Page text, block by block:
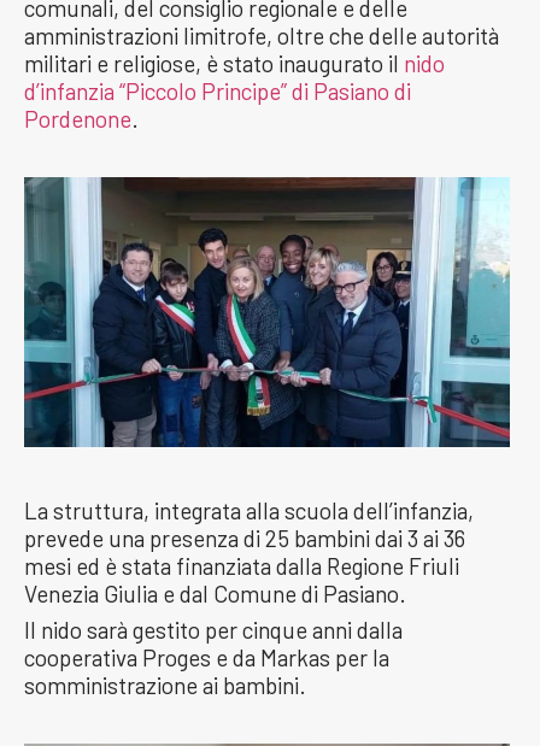
comunali, del consiglio regionale e delle
amministrazioni limitrofe, oltre che delle autorità
militari e religiose, è stato inaugurato il nido
d’infanzia “Piccolo Principe” di Pasiano di
Pordenone.
La struttura, integrata alla scuola dell’infanzia,
prevede una presenza di 25 bambini dai 3 ai 36
mesi ed è stata finanziata dalla Regione Friuli
Venezia Giulia e dal Comune di Pasiano.
Il nido sarà gestito per cinque anni dalla
cooperativa Proges e da Markas per la
somministrazione ai bambini.